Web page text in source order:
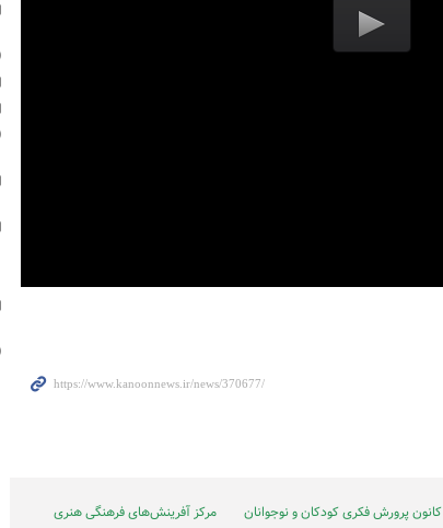
کانون پرورش فکری کودکان و نوجوانان مرکز آفرینش‌های فرهنگی هنری